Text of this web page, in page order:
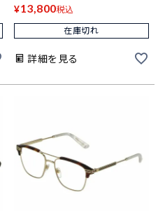
¥13,800税込
在庫切れ
詳細を見る